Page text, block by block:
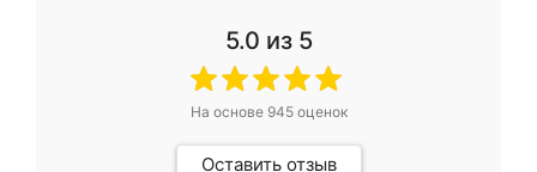
5.0 из 5
На основе 945оценок
Оставить отзыв